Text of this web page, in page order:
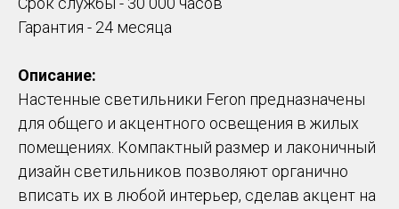
Гарантия - 24 месяца
Описание:
Настенные светильники Feron предназначены
для общего и акцентного освещения в жилых
помещениях. Компактный размер и лаконичный
дизайн светильников позволяют органично
вписать их в любой интерьер, сделав акцент на